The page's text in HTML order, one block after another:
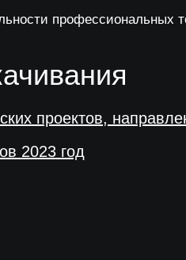
профессиональных
проектов,
2023 год